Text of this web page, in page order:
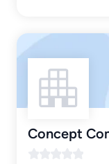
Concept